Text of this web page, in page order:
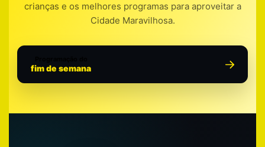
crianças e os melhores programas para aproveitar a
Cidade Maravilhosa.
fim de semana